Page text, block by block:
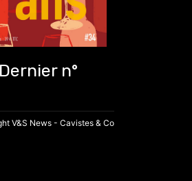
Dernier n°
V&S News - Cavistes & Co